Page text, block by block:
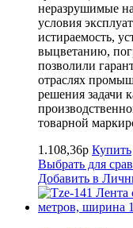
неразрушимые
условия
истираемость,
выцветанию,
позволили
отраслях
решения задачи
товарной
1.108,36р Купить
Выбрать для
Добавить в